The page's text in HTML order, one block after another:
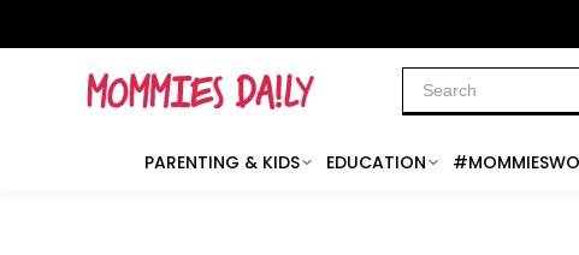
PARENTING & KIDS EDUCATION